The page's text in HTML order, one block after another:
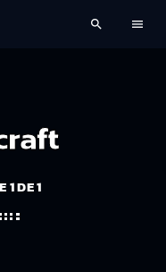
search menu
1 DE 1